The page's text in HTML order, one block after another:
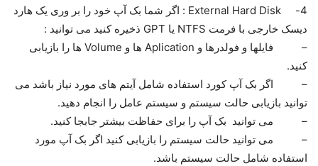
4- External Hard Disk : اگر شما بک آپ خود را بر وری یک هارد
دیسک خارجی با فرمت NTFS یا GPT ذخیره کنید می توانید :
– فایلها و فولدرها و Aplication ها و Volume ها را بازیابی
کنید.
– اگر بک آپ کورد استفاده شامل آیتم های مورد نیاز باشد می
توانید بازیابی حالت سیستم و سیستم عامل را انجام دهید.
– می توانید بک آپ را برای حفاظت بیشتر جابجا کنید.
– می توانید حالت سیستم را بازیابی کنید اگر بک آپ مورد
استفاده شامل حالت سیستم باشد.